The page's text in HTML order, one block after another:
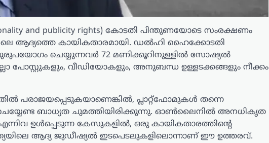
and publicity rights) കോടതി പിന്തുണയോടെ സംരക്ഷണം
ആദ്യത്തെ കായികതാരമായി. ഡൽഹി ഹൈക്കോടതി
ചെയ്യുന്നവർ 72 മണിക്കൂറിനുള്ളിൽ സോഷ്യൽ
പോസ്റ്റുകളും, വീഡിയോകളും, അനുബന്ധ ഉള്ളടക്കങ്ങളും നീക്കം
പരാജയപ്പെടുകയാണെങ്കിൽ, പ്ലാറ്റ്‌ഫോമുകൾ തന്നെ
ചെയ്യേണ്ട ബാധ്യത ചുമത്തിയിരിക്കുന്നു. ഓൺലൈനിൽ അനധികൃത
ഉൾപ്പെടുന്ന കേസുകളിൽ, ഒരു കായികതാരത്തിന്റെ
ആദ്യ ജുഡീഷ്യൽ ഇടപെടലുകളിലൊന്നാണ് ഈ ഉത്തരവ്.